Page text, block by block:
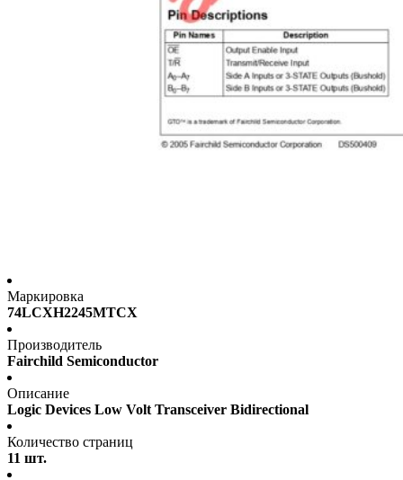
Маркировка
74LCXH2245MTCX
Производитель
Fairchild Semiconductor
Описание
Logic Devices Low Volt Transceiver Bidirectional
Количество страниц
11 шт.